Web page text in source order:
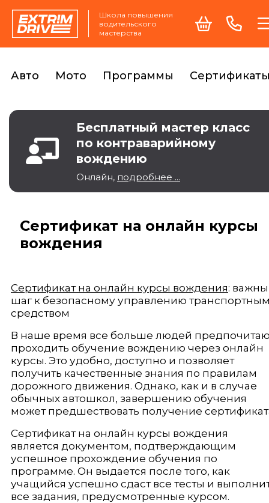
Школа повышения
водительского
мастерства
Авто Мото Программы
Бесплатный мастер класс
по контраварийному
вождению
Онлайн, подробнее ...
Сертификат на онлайн курсы
вождения
Сертификат на онлайн курсы вождения:
шаг к безопасному управлению
средством
В наше время все больше людей
проходить обучение вождению через онлайн
курсы. Это удобно, доступно и позволяет
получить качественные знания по правилам
дорожного движения. Однако, как и в случае
обычных автошкол, завершению обучения
может предшествовать получение
Сертификат на онлайн курсы вождения
является документом, подтверждающим
успешное прохождение обучения по
программе. Он выдается после того, как
учащийся успешно сдаст все тесты и
все задания, предусмотренные курсом.